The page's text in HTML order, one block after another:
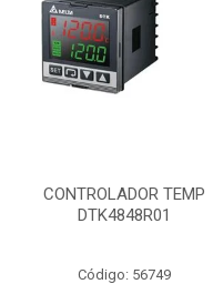
CONTROLADOR TEMP
DTK4848R01
Código: 56749